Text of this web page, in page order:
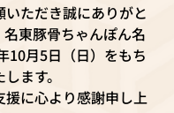
ただき誠にありがと
名東豚骨ちゃんぽん名
10月5日（日）をもち
ます。
援に心より感謝申し上